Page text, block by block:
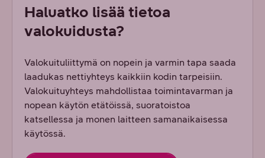
Haluatko lisää tietoa
valokuidusta?
Valokuituliittymä on nopein ja varmin tapa saada
laadukas nettiyhteys kaikkiin kodin tarpeisiin.
Valokuituyhteys mahdollistaa toimintavarman ja
nopean käytön etätöissä, suoratoistoa
katsellessa ja monen laitteen samanaikaisessa
käytössä.